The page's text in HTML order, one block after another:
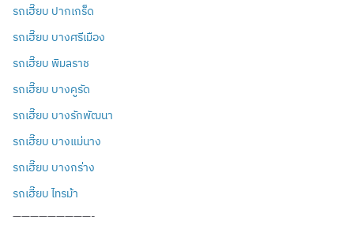
รถเฮี๊ยบ ปากเกร็ด
รถเฮี๊ยบ บางศรีเมือง
รถเฮี๊ยบ พิมลราช
รถเฮี๊ยบ บางคูรัด
รถเฮี๊ยบ บางรักพัฒนา
รถเฮี๊ยบ บางแม่นาง
รถเฮี๊ยบ บางกร่าง
รถเฮี๊ยบ ไทรม้า
—————————-